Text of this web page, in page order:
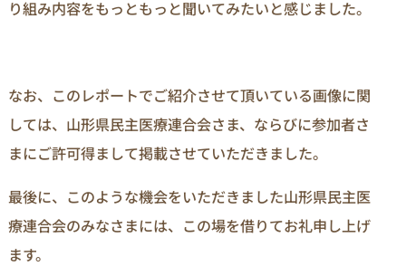
り組み内容をもっともっと聞いてみたいと感じました。
なお、このレポートでご紹介させて頂いている画像に関
しては、山形県民主医療連合会さま、ならびに参加者さ
まにご許可得まして掲載させていただきました。
最後に、このような機会をいただきました山形県民主医
療連合会のみなさまには、この場を借りてお礼申し上げ
ます。